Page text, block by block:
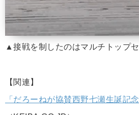
▲接戦を制したのはマルチトップ
【関連】
「だろーねが協賛西野七瀬生誕記